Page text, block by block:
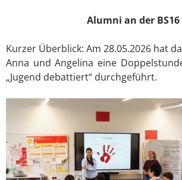
Alumni an der BS16
Kurzer Überblick: Am 28.05.2026 hat
Anna und Angelina eine
„Jugend debattiert“ durchgeführt.